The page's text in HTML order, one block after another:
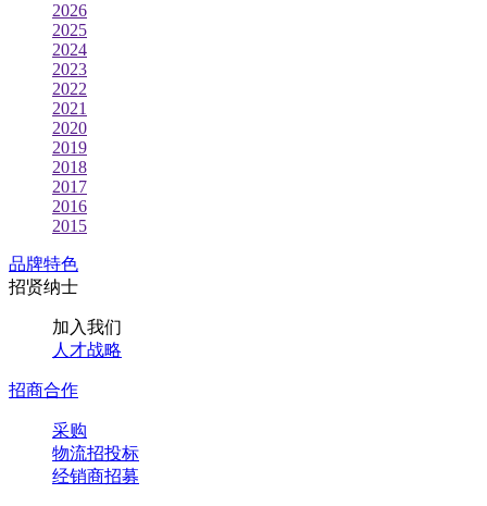
2026
2025
2024
2023
2022
2021
2020
2019
2018
2017
2016
2015
品牌特色
招贤纳士
加入我们
人才战略
招商合作
采购
物流招投标
经销商招募